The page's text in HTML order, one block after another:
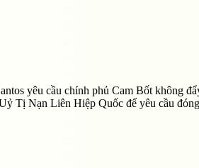
yêu cầu chính phủ Cam Bốt không
Tị Nạn Liên Hiệp Quốc để yêu cầu